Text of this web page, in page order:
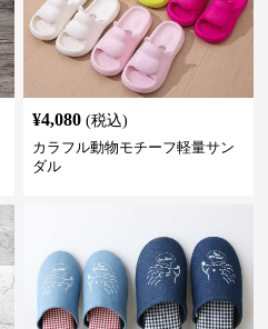
¥4,080 (税込)
カラフル動物モチーフ軽量サン
ダル